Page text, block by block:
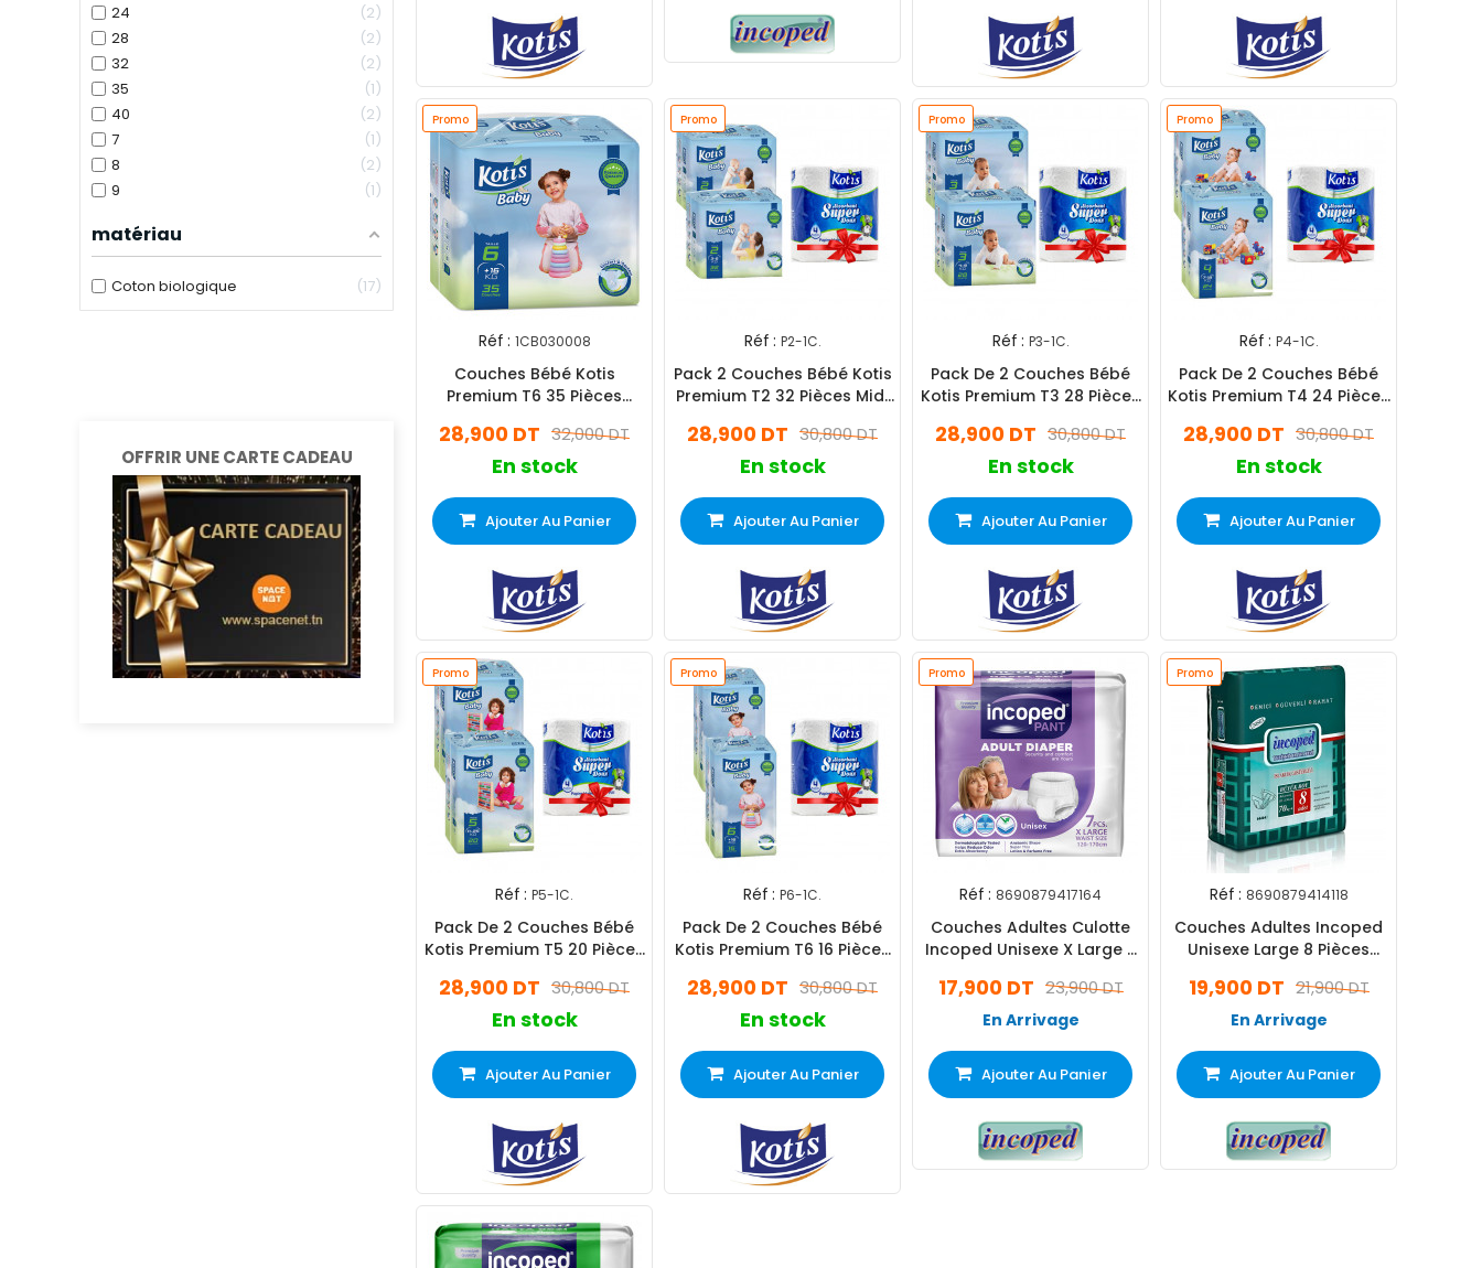
24
2
28
2
32
2
35
1
40
2
7
1
8
2
9
1
matériau
Coton biologique 17
OFFRIR UNE CARTE CADEAU
Promo
Réf : 1CB030008
Couches Bébé Kotis
Premium T6 35 Pièces
32,000 DT
28,900 DT
En stock
Ajouter Au Panier
Promo
Réf : P2-1C.
Pack 2 Couches Bébé Kotis
Premium T2 32 Pièces Midi
30,800 DT
28,900 DT
En stock
Ajouter Au Panier
Promo
Réf : P3-1C.
Pack De 2 Couches Bébé
Kotis Premium T3 28 Pièces
30,800 DT
28,900 DT
En stock
Ajouter Au Panier
Promo
Réf : P4-1C.
Pack De 2 Couches Bébé
Kotis Premium T4 24 Pièces
30,800 DT
28,900 DT
En stock
Ajouter Au Panier
Promo
Réf : P5-1C.
Pack De 2 Couches Bébé
Kotis Premium T5 20 Pièces
30,800 DT
28,900 DT
En stock
Ajouter Au Panier
Promo
Réf : P6-1C.
Pack De 2 Couches Bébé
Kotis Premium T6 16 Pièces
30,800 DT
28,900 DT
En stock
Ajouter Au Panier
Promo
Réf : 8690879417164
Couches Adultes Culotte
Incoped Unisexe X Large 7
23,900 DT
17,900 DT
En Arrivage
Ajouter Au Panier
Promo
Réf : 8690879414118
Couches Adultes Incoped
Unisexe Large 8 Pièces
21,900 DT
19,900 DT
En Arrivage
Ajouter Au Panier